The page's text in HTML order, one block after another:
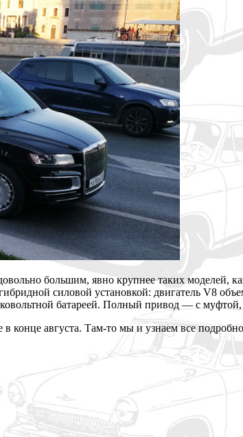
большим, явно крупнее таких моделей,
силовой установкой: двигатель V8
батареей. Полный привод — с муфтой,
конце августа. Там-то мы и узнаем все